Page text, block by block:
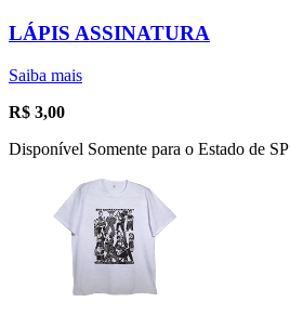
LÁPIS ASSINATURA
Saiba mais
R$ 3,00
Disponível Somente para o Estado de SP